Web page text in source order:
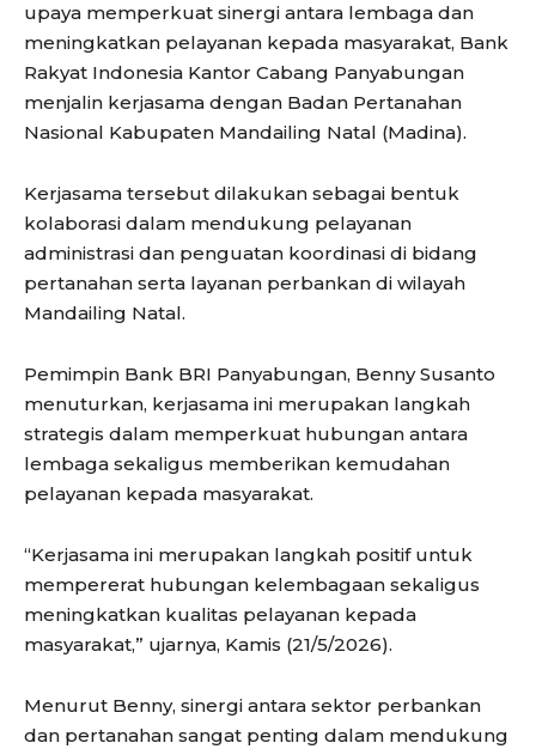
upaya memperkuat sinergi antara lembaga dan
meningkatkan pelayanan kepada masyarakat, Bank
Rakyat Indonesia Kantor Cabang Panyabungan
menjalin kerjasama dengan Badan Pertanahan
Nasional Kabupaten Mandailing Natal (Madina).
Kerjasama tersebut dilakukan sebagai bentuk
kolaborasi dalam mendukung pelayanan
administrasi dan penguatan koordinasi di bidang
pertanahan serta layanan perbankan di wilayah
Mandailing Natal.
Pemimpin Bank BRI Panyabungan, Benny Susanto
menuturkan, kerjasama ini merupakan langkah
strategis dalam memperkuat hubungan antara
lembaga sekaligus memberikan kemudahan
pelayanan kepada masyarakat.
“Kerjasama ini merupakan langkah positif untuk
mempererat hubungan kelembagaan sekaligus
meningkatkan kualitas pelayanan kepada
masyarakat,” ujarnya, Kamis (21/5/2026).
Menurut Benny, sinergi antara sektor perbankan
dan pertanahan sangat penting dalam mendukung